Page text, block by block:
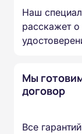
Наш
расскажет
Мы
договор
Все